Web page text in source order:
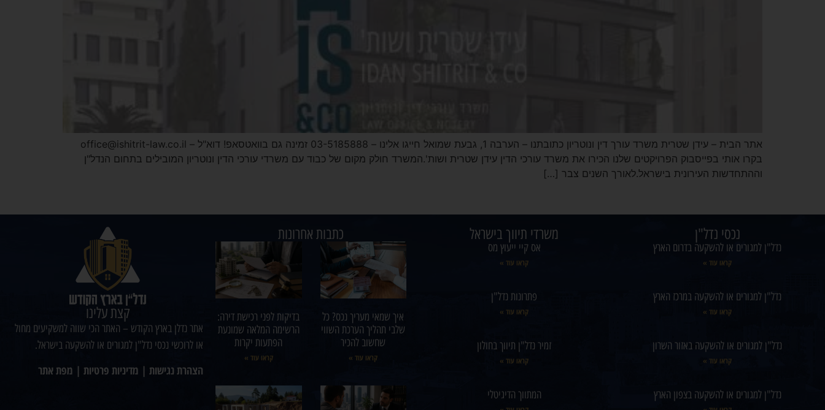
אתר הבית – עידן שטרית משרד עורך דין ונוטריון כתובתנו – הערבה 1, גבעת שמואל חייגו אלינו – 03-5185888 זמינה גם בוואטסאפ! דוא"ל – office@ishitrit-law.co.il
בקרו אותי בפייסבוק הפרויקטים שלנו הכירו את משרד עורכי הדין עידן שטרית ושות'.המשרד חולק מקום של כבוד עם משרדי עורכי הדין ונוטריון המובילים בתחום הנדל"ן
וההתחדשות העירונית בישראל.לאורך השנים צבר […]
נכסי נדל"ן
נדל"ן למגורים או להשקעה בדרום הארץ
קראו עוד »
נדל"ן למגורים או להשקעה במרכז הארץ
קראו עוד »
נדל"ן למגורים או להשקעה באזור השרון
קראו עוד »
נדל"ן למגורים או להשקעה בצפון הארץ
משרדי תיווך בישראל
אס קיי ייעוץ מס
קראו עוד »
פתרונות נדל"ן
קראו עוד »
זמיר נדל"ן תיווך בחולון
קראו עוד »
המתווך הדיגיטלי
כתבות אחרונות
איך שמאי מעריך נכס? כל
שלבי תהליך הערכת השווי
שחשוב להכיר
קראו עוד »
בדיקות לפני רכישת דירה:
הרשימה המלאה שמונעת
הפתעות יקרות
קראו עוד »
קצת עלינו
אתר נדלן בארץ הקודש – האתר הכי שווה למשקיעים מחול
או לרוכשי נכסי נדל"ן למגורים או להשקעה בישראל.
הצהרת נגישות | מדיניות פרטיות | מפת אתר